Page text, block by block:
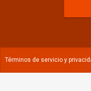
Términos de servicio y